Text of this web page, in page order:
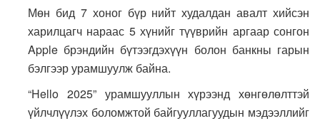
Мөн бид 7 хоног бүр нийт худалдан авалт хийсэн
харилцагч нараас 5 хүнийг түүврийн аргаар сонгон
Apple брэндийн бүтээгдэхүүн болон банкны гарын
бэлгээр урамшуулж байна.
“Hello 2025” урамшууллын хүрээнд хөнгөлөлттэй
үйлчлүүлэх боломжтой байгууллагуудын мэдээллийг